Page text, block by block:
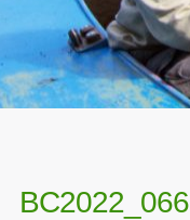
BC2022_066